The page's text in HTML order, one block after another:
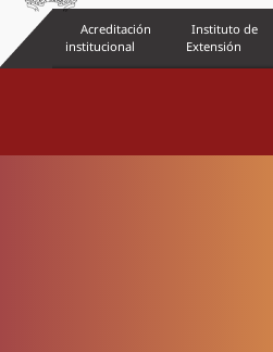
Acreditación
institucional
Instituto de
Extensión